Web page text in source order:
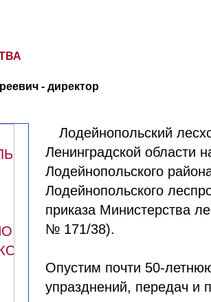
- директор
Лодейнопольский
Ленинградской области
Лодейнопольского
Лодейнопольского
приказа Министерства
№ 171/38).
Опустим почти 50-
упразднений, передач и